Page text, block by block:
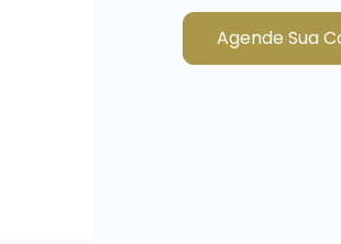
Agende Sua